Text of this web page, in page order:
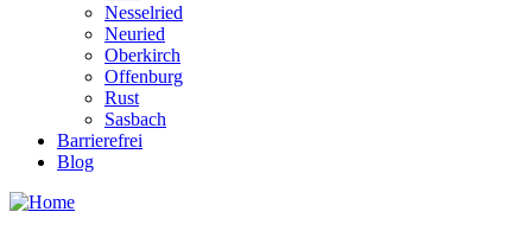
Nesselried
Neuried
Oberkirch
Offenburg
Rust
Sasbach
Barrierefrei
Blog